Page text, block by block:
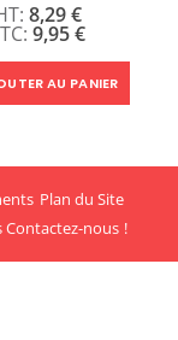
9,95 €
8,29 €
AU PANIER
Plan du Site
Contactez-nous !